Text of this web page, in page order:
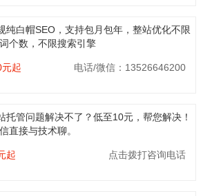
纯白帽SEO，支持包月包年，整站优化不限
个数，不限搜索引擎
起 电话/微信：13526646200
托管问题解决不了？低至10元，帮您解决！
直接与技术聊。
起 点击拨打咨询电话